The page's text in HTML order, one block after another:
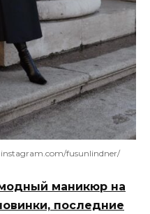
fusunlindner/
маникюр на
последние